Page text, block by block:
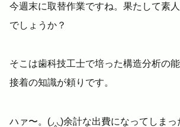
今週末に取替作業ですね。果たして素
でしょうか？
そこは歯科技工士で培った構造分析の能
接着の知識が頼りです。
ハァ〜。(◞‸◟)余計な出費になってしまっ